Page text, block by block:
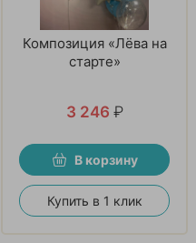
Композиция «Лёва на
старте»
3 246 ₽
В корзину
Купить в 1 клик